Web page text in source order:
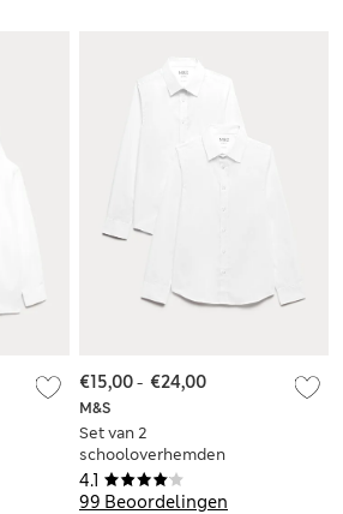
4.1
99 Beoordelingen
M&S
Set van 2
schooloverhemden
met stretch en
skinny pasvorm voor
€15,00- €24,00